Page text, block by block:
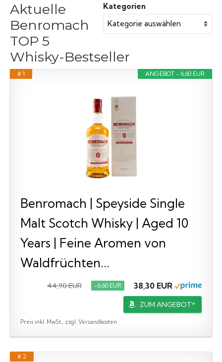
Kategorien
Aktuelle
Benromach
TOP 5
Whisky-Bestseller
ANGEBOT - 6,60 EUR
# 1
Benromach | Speyside Single
Malt Scotch Whisky | Aged 10
Years | Feine Aromen von
Waldfrüchten...
44,90 EUR −6,60 EUR 38,30 EUR
ZUM ANGEBOT*
Preis inkl. MwSt., zzgl. Versandkosten
# 2